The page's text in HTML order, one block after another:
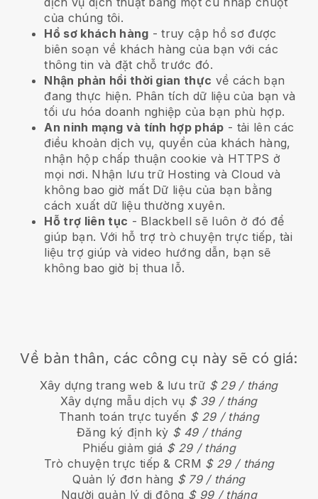
của chúng tôi.
Hồ sơ khách hàng - truy cập hồ sơ được
biên soạn về khách hàng của bạn với các
thông tin và đặt chỗ trước đó.
Nhận phản hồi thời gian thực về cách bạn
đang thực hiện. Phân tích dữ liệu của bạn và
tối ưu hóa doanh nghiệp của bạn phù hợp.
An ninh mạng và tính hợp pháp - tải lên các
điều khoản dịch vụ, quyền của khách hàng,
nhận hộp chấp thuận cookie và HTTPS ở
mọi nơi. Nhận lưu trữ Hosting và Cloud và
không bao giờ mất Dữ liệu của bạn bằng
cách xuất dữ liệu thường xuyên.
Hỗ trợ liên tục - Blackbell sẽ luôn ở đó để
giúp bạn. Với hỗ trợ trò chuyện trực tiếp, tài
liệu trợ giúp và video hướng dẫn, bạn sẽ
không bao giờ bị thua lỗ.
Về bản thân, các công cụ này sẽ có giá:
Xây dựng trang web & lưu trữ $ 29 / tháng
Xây dựng mẫu dịch vụ $ 39 / tháng
Thanh toán trực tuyến $ 29 / tháng
Đăng ký định kỳ $ 49 / tháng
Phiếu giảm giá $ 29 / tháng
Trò chuyện trực tiếp & CRM $ 29 / tháng
Quản lý đơn hàng $ 79 / tháng
Người quản lý di động $ 99 / tháng